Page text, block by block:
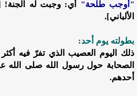
"أوجب طلحة"
أي: وجبت له الجنة!
الألباني].
بطولته يوم أحد:
ذلك اليوم العصيب الذي تفرّ فيه
الصحابة حول رسول الله صلى الله
أحدهم.